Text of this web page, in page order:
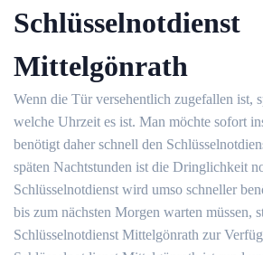
Schlüsselnotdienst
Mittelgönrath
Wenn die Tür versehentlich zugefallen ist,
welche Uhrzeit es ist. Man möchte sofort
benötigt daher schnell den
späten Nachtstunden ist die Dringlichkeit
Schlüsselnotdienst wird umso schneller
bis zum nächsten Morgen warten müssen,
Schlüsselnotdienst Mittelgönrath zur